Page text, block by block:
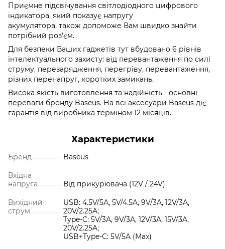
Приємне підсвічування світлодіодного цифрового
індикатора, який показує напругу
акумулятора, також допоможе Вам швидко знайти
потрібний роз'єм.
Для безпеки Ваших гаджетів тут вбудовано 6 рівнів
інтелектуального захисту: від перевантаження по силі
струму, перезарядження, перегріву, перевантаження,
різних перенапруг, коротких замикань.
Висока якість виготовлення та надійність - основні
переваги бренду Baseus. На всі аксесуари Baseus діє
гарантія від виробника терміном 12 місяців.
Характеристики
Бренд Baseus
Вхідна
напруга
Від прикурювача (12V / 24V)
Вихідний
струм
USB: 4.5V/5А, 5V/4.5A, 9V/3A, 12V/3A,
20V/2.25A;
Type-C: 5V/3А, 9V/3A, 12V/3A, 15V/3A,
20V/2.25A;
USB+Type-C: 5V/5A (Max)